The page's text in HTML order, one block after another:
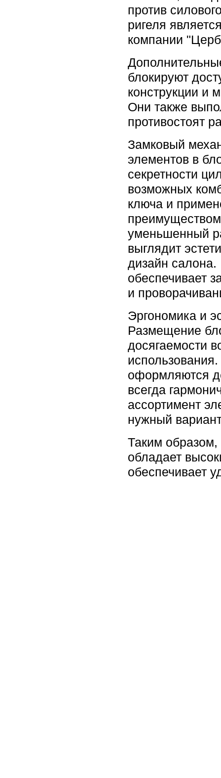
против
ригеля
компании
блокируют
конструкции и
Они также
противостоят
Замковый
элементов в
секретности
возможных
ключа и
преимуществом
уменьшенный
выглядит
дизайн салона.
обеспечивает
и
Эргономика и
Размещение
досягаемости
оформляются
всегда
ассортимент
нужный
Таким образом,
обладает
обеспечивает